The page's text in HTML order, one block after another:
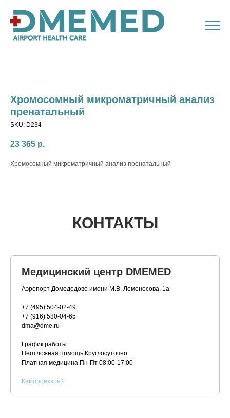
Хромосомный микроматричный анализ
пренатальный
SKU: D234
23 365 р.
Хромосомный микроматричный анализ пренатальный
КОНТАКТЫ
Медицинский центр DMEMED
Аэропорт Домодедово имени М.В. Ломоносова, 1а
+7 (495) 504-02-49
+7 (916) 580-04-65
dma@dme.ru
График работы:
Неотложная помощь Круглосуточно
Платная медицина Пн-Пт 08:00-17:00
Как проехать?